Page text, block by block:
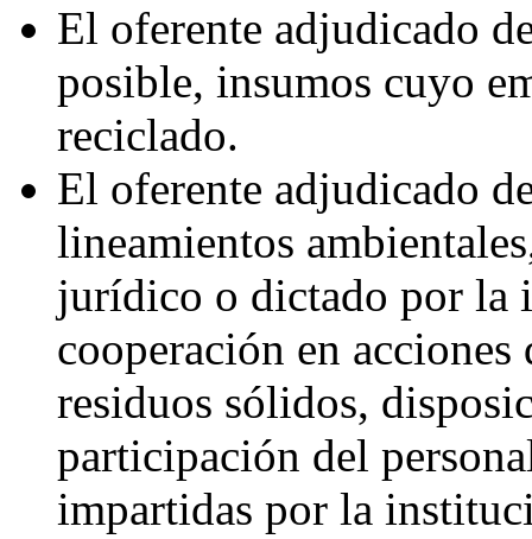
El oferente adjudicado
posible, insumos cuyo
reciclado.
El oferente adjudicado
lineamientos
jurídico o dictado por la
cooperación en
residuos sólidos,
participación del
impartidas por la